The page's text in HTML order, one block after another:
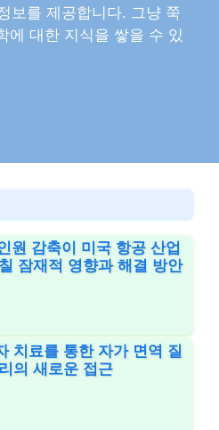
보를 제공합니다. 그냥 쭉
에 대한 지식을 쌓을 수 있
원 감축이 미국 항공 산업
잠재적 영향과 해결 방안
치료를 통한 자가 면역 질
의 새로운 접근